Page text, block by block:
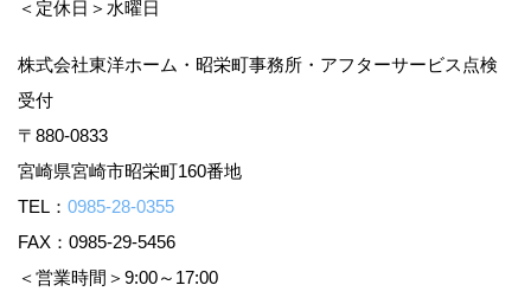
＜定休日＞水曜日
株式会社東洋ホーム・昭栄町事務所・アフターサービス点検
受付
〒880-0833
宮崎県宮崎市昭栄町160番地
TEL： 0985-28-0355
FAX：0985-29-5456
＜営業時間＞9:00～17:00